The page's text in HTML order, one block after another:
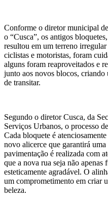
Conforme o diretor municipal
o “Cusca”, os antigos
resultou em um terreno
ciclistas e motoristas, foram
alguns foram reaproveitados e
junto aos novos blocos,
de transitar.
Segundo o diretor Cusca, da
Serviços Urbanos, o processo
Cada bloquete é
novo alicerce que garantirá
pavimentação é realizada com
que a nova rua seja não apenas
esteticamente agradável. O
um comprometimento em criar
beleza.